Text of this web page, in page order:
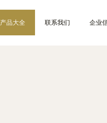
产品大全 联系我们 企业